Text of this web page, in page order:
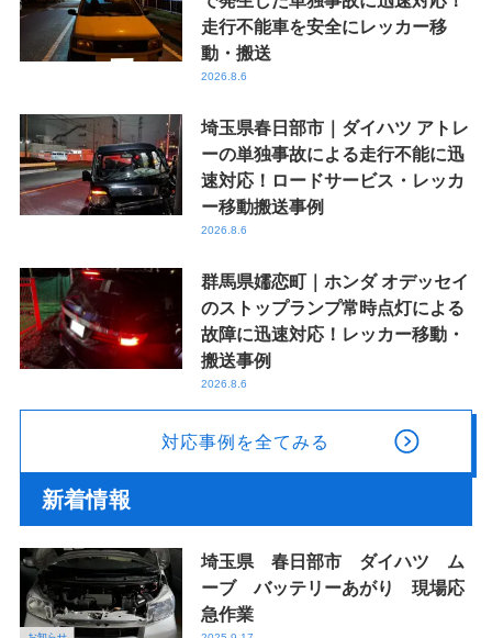
走行不能車を安全にレッカー移
動・搬送
2026.8.6
埼玉県春日部市｜ダイハツ アトレ
ーの単独事故による走行不能に迅
速対応！ロードサービス・レッカ
ー移動搬送事例
2026.8.6
群馬県嬬恋町｜ホンダ オデッセイ
のストップランプ常時点灯による
故障に迅速対応！レッカー移動・
搬送事例
2026.8.6
対応事例を全てみる
新着情報
埼玉県 春日部市 ダイハツ ム
ーブ バッテリーあがり 現場応
急作業